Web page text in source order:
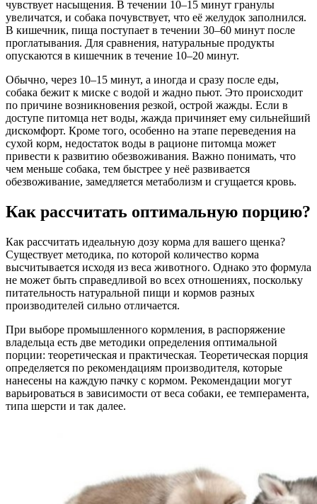
чувствует насыщения. В течении 10–15 минут гранулы
увеличатся, и собака почувствует, что её желудок заполнился.
В кишечник, пища поступает в течении 30–60 минут после
проглатывания. Для сравнения, натуральные продукты
опускаются в кишечник в течение 10–20 минут.
Обычно, через 10–15 минут, а иногда и сразу после еды,
собака бежит к миске с водой и жадно пьют. Это происходит
по причине возникновения резкой, острой жажды. Если в
доступе питомца нет воды, жажда причиняет ему сильнейший
дискомфорт. Кроме того, особенно на этапе переведения на
сухой корм, недостаток воды в рационе питомца может
привести к развитию обезвоживания. Важно понимать, что
чем меньше собака, тем быстрее у неё развивается
обезвоживание, замедляется метаболизм и сгущается кровь.
Как рассчитать оптимальную порцию?
Как рассчитать идеальную дозу корма для вашего щенка?
Существует методика, по которой количество корма
высчитывается исходя из веса животного. Однако это формула
не может быть справедливой во всех отношениях, поскольку
питательность натуральной пищи и кормов разных
производителей сильно отличается.
При выборе промышленного кормления, в распоряжение
владельца есть две методики определения оптимальной
порции: теоретическая и практическая. Теоретическая порция
определяется по рекомендациям производителя, которые
нанесены на каждую пачку с кормом. Рекомендации могут
варьироваться в зависимости от веса собаки, ее темперамента,
типа шерсти и так далее.